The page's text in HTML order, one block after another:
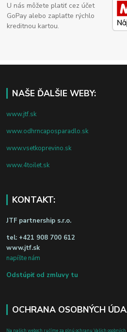
U nás môžete platiť cez účet
GoPay alebo zaplaťte rýchlo
kreditnou kartou.
NAŠE ĎALŠIE WEBY:
www.jtf.sk
www.odhrncaposparadlo.sk
www.vsetkoprevino.sk
www.4toilet.sk
KONTAKT:
JTF partnership s.r.o.
tel: +421 908 700 612
www.jtf.sk
napíšte nám
Odstúpiť od zmluvy tu
OCHRANA OSOBNÝCH
Na našich weboch ručíme za plnú ochranu Vašich